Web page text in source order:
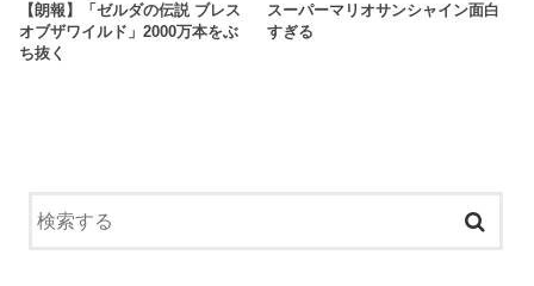
【朗報】「ゼルダの伝説 ブレス
オブザワイルド」2000万本をぶ
ち抜く
スーパーマリオサンシャイン面白
すぎる